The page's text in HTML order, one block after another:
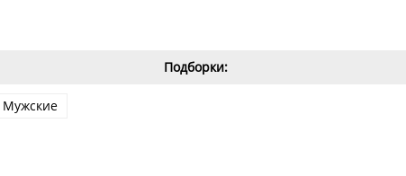
Подборки:
Мужские